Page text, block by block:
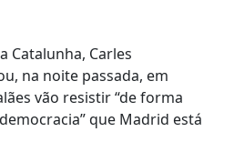
Catalunha, Carles
na noite passada, em
vão resistir “de forma
que Madrid está